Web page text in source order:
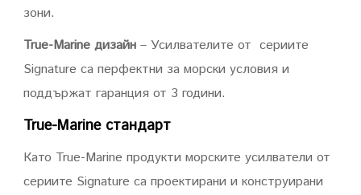
зони.
True-Marine дизайн – Усилвателите от сeриите
Signature са перфектни за морски условия и
поддържат гаранция от 3 години.
True-Marine стандарт
Като True-Marine продукти морските усилватели от
сериите Signature са проектирани и конструирани